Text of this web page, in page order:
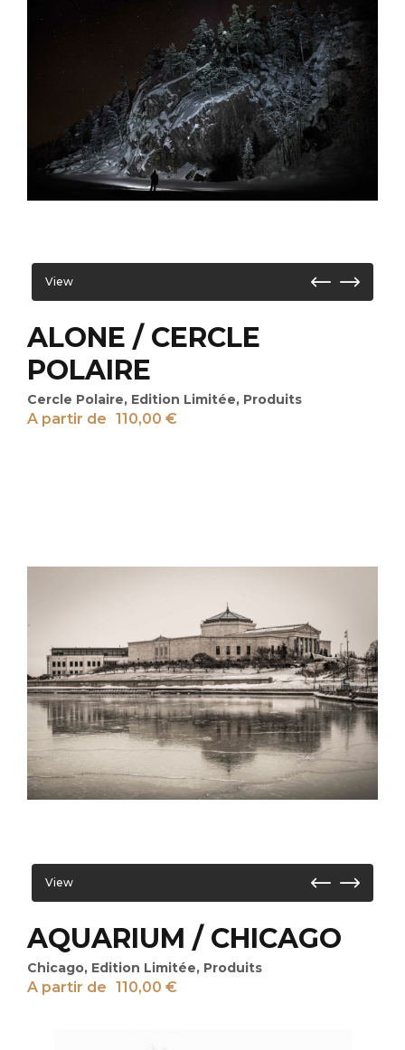
View
ALONE / CERCLE
POLAIRE
Cercle Polaire, Edition Limitée, Produits
A partir de 110,00 €
View
AQUARIUM / CHICAGO
Chicago, Edition Limitée, Produits
A partir de 110,00 €